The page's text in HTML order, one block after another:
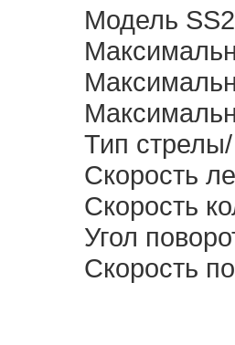
Модель
Тип
Скорость
Скорость
Угол
Скорость